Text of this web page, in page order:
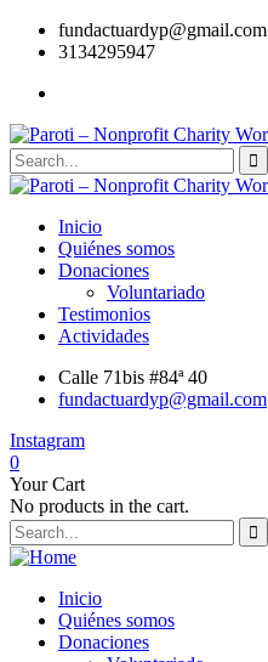
fundactuardyp@gmail.com
3134295947
Inicio
Quiénes somos
Donaciones
Voluntariado
Testimonios
Actividades
Calle 71bis #84ª 40
fundactuardyp@gmail.com
Instagram
0
Your Cart
No products in the cart.
Inicio
Quiénes somos
Donaciones